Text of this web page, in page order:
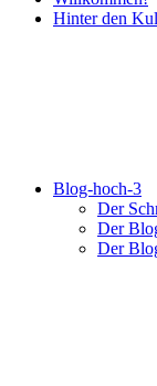
Hinter den
Blog-hoch-3
Der
Der
Der